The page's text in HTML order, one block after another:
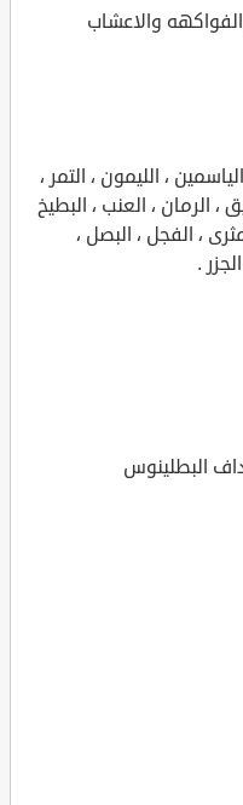
والاعشاب
، الليمون ، التمر ،
، الرمان ، العنب ، البطيخ
، الفجل ، البصل ،
.
البطلينوس